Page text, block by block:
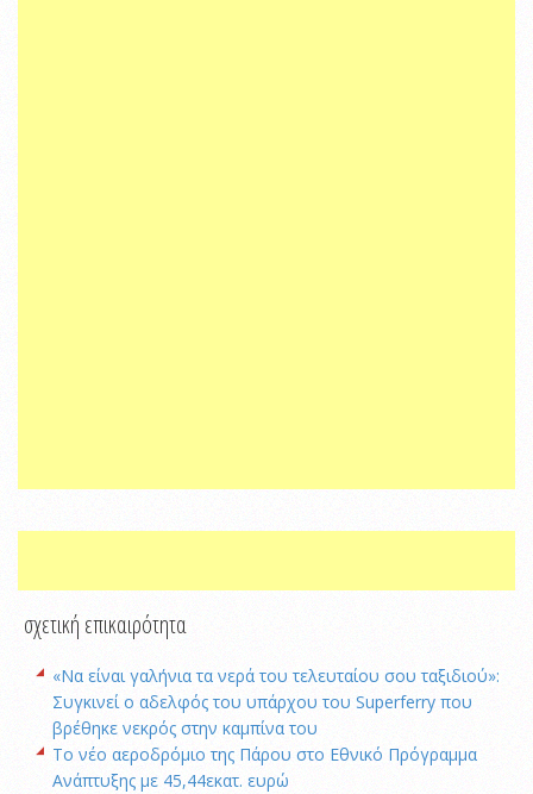
σχετική επικαιρότητα
«Να είναι γαλήνια τα νερά του τελευταίου σου ταξιδιού»:
Συγκινεί ο αδελφός του υπάρχου του Superferry που
βρέθηκε νεκρός στην καμπίνα του
Το νέο αεροδρόμιο της Πάρου στο Εθνικό Πρόγραμμα
Ανάπτυξης με 45,44εκατ. ευρώ